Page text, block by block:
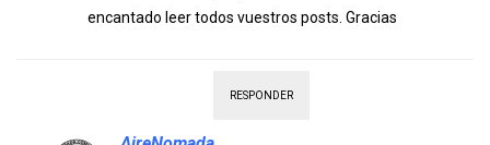
encantado leer todos vuestros posts. Gracias
RESPONDER